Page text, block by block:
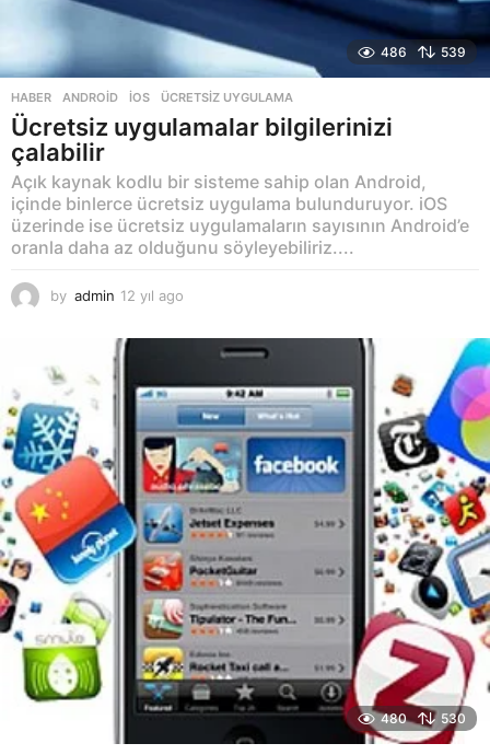
486 539
HABER ANDROID ,IOS ,ÜCRETSIZ UYGULAMA
Ücretsiz uygulamalar bilgilerinizi
çalabilir
Açık kaynak kodlu bir sisteme sahip olan Android,
içinde binlerce ücretsiz uygulama bulunduruyor. iOS
üzerinde ise ücretsiz uygulamaların sayısının Android’e
oranla daha az olduğunu söyleyebiliriz....
by admin 12 yıl ago
y
a
g
o
480 530